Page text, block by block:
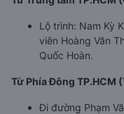
Lộ trình: Nam Kỳ
viên Hoàng Văn
Quốc Hoàn.
Từ Phía Đông TP.HCM
Đi đường Phạm